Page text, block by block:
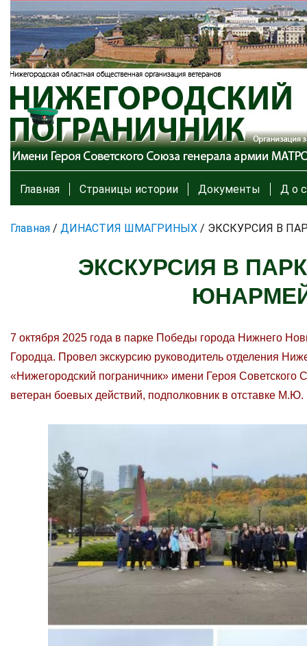
Главная Страницы истории Документы Д о с
Главная / ДИНАСТИЯ ШМАГРИНЫХ / ЭКСКУРСИЯ В
ЭКСКУРСИЯ В
7 октября 2025 года в парке Победы города Нижнего
Городца. Провел экскурсию руководитель отделения
«Нижегородский пограничник» имени Героя
ветеран боевых действий, подполковник в отставке